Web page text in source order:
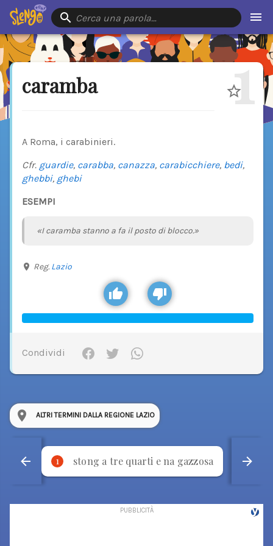
Cerca una parola…
caramba 1
A Roma, i carabinieri.
Cfr. guardie, carabba, canazza, carabicchiere, bedi,
ghebbi, ghebi
ESEMPI
«I caramba stanno a fa il posto di blocco.»
Reg. Lazio
Condividi
ALTRI TERMINI DALLA REGIONE LAZIO
1 stong a tre quarti e na gazzosa 2